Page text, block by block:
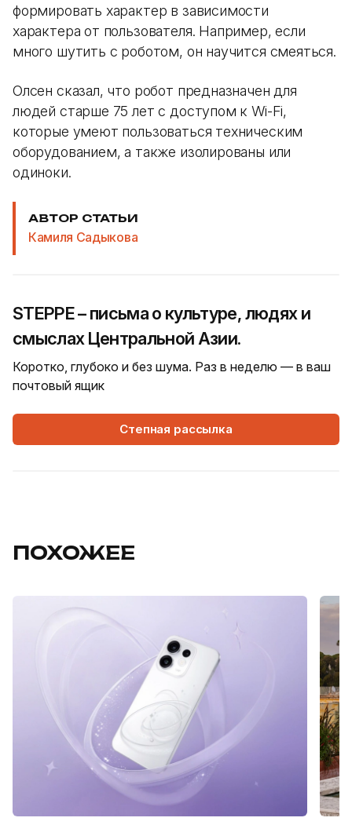
формировать характер в зависимости
характера от пользователя. Например, если
много шутить с роботом, он научится смеяться.
Олсен сказал, что робот предназначен для
людей старше 75 лет с доступом к Wi-Fi,
которые умеют пользоваться техническим
оборудованием, а также изолированы или
одиноки.
АВТОР СТАТЬИ
Камиля Садыкова
STEPPE – письма о культуре, людях и
смыслах Центральной Азии.
Коротко, глубоко и без шума. Раз в неделю — в ваш
почтовый ящик
Степная рассылка
ПОХОЖЕЕ